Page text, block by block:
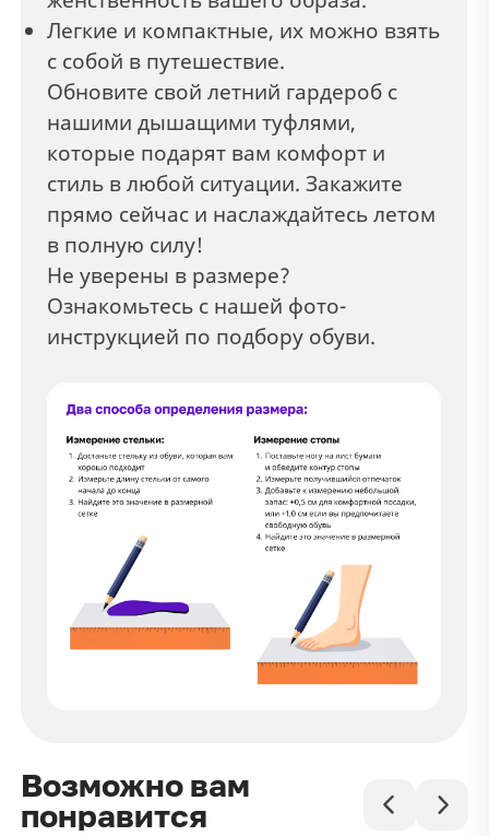
Легкие и компактные, их можно взять
с собой в путешествие.
Обновите свой летний гардероб с
нашими дышащими туфлями,
которые подарят вам комфорт и
стиль в любой ситуации. Закажите
прямо сейчас и наслаждайтесь летом
в полную силу!
Не уверены в размере?
Ознакомьтесь с нашей фото-
инструкцией по подбору обуви.
Возможно вам
понравится